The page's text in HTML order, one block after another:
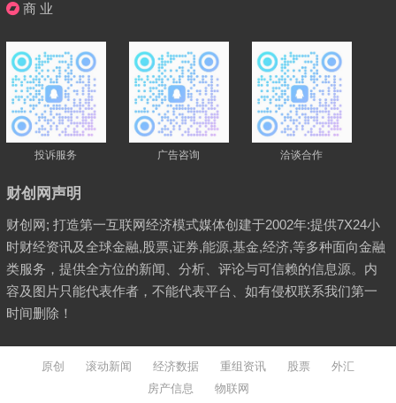
商 业
投诉服务 广告咨询 洽谈合作
财创网声明
财创网; 打造第一互联网经济模式媒体创建于2002年:提供7X24小
时财经资讯及全球金融,股票,证券,能源,基金,经济,等多种面向金融
类服务，提供全方位的新闻、分析、评论与可信赖的信息源。内
容及图片只能代表作者，不能代表平台、如有侵权联系我们第一
时间删除！
原创 滚动新闻 经济数据 重组资讯 股票
外汇
房产信息
物联网